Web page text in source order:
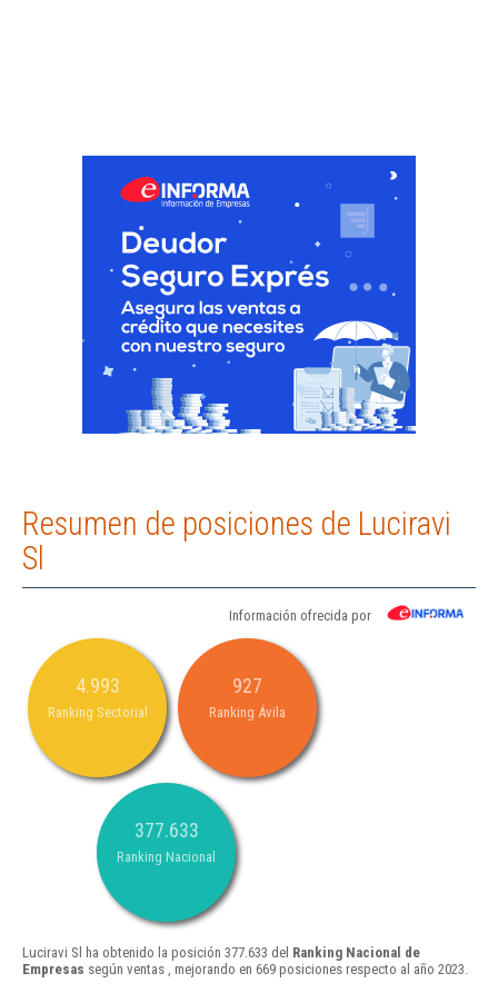
Resumen de posiciones de Luciravi
Sl
Información ofrecida por
4.993
Ranking Sectorial
927
Ranking Ávila
377.633
Ranking Nacional
Luciravi Sl ha obtenido la posición 377.633 del Ranking Nacional de
Empresas según ventas , mejorando en 669 posiciones respecto al año 2023.